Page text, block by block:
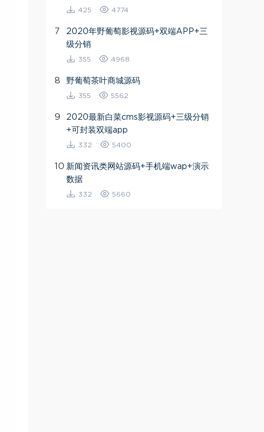
425 4774
7
2020年野葡萄影视源码+双端APP+三
级分销
355 4968
8 野葡萄茶叶商城源码
355 5562
9
2020最新白菜cms影视源码+三级分销
+可封装双端app
332 5400
10 新闻资讯类网站源码+手机端wap+演示
数据
332 5660